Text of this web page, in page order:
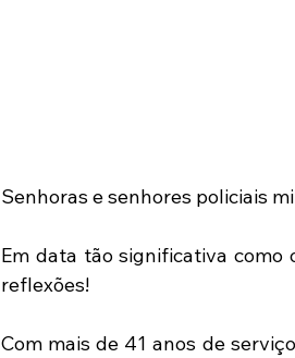
Senhoras e senhores policiais
Em data tão significativa
reflexões!
Com mais de 41 anos de